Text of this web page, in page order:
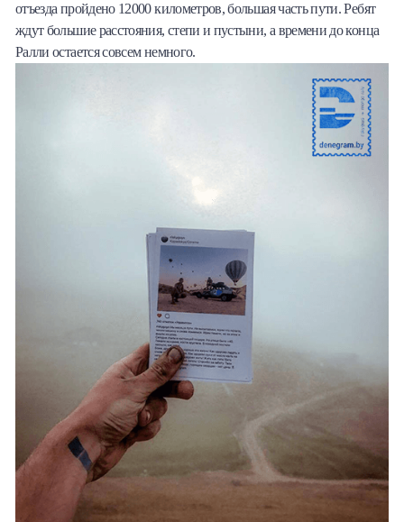
отъезда пройдено 12000 километров, большая часть пути. Ребят
ждут большие расстояния, степи и пустыни, а времени до конца
Ралли остается совсем немного.